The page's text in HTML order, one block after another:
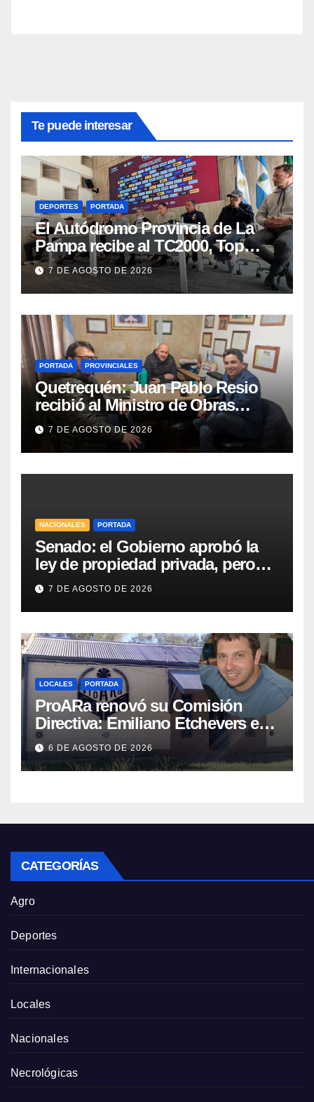
Te puede interesar
DEPORTES PORTADA
El Autódromo Provincia de La
Pampa recibe al TC2000, Top
Race y Fórmula Nacional este fin
de semana
7 DE AGOSTO DE 2026
PORTADA PROVINCIALES
Quetrequén: Juan Pablo Resio
recibió al Ministro de Obras
Públicas y al Presidente de
Vialidad para recorrer la ruta a
Villa Huidobro
7 DE AGOSTO DE 2026
NACIONALES PORTADA
Senado: el Gobierno aprobó la
ley de propiedad privada, pero
tuvo que quitar otro capítulo
7 DE AGOSTO DE 2026
LOCALES PORTADA
ProARa renovó su Comisión
Directiva: Emiliano Etchevers es
el nuevo Presidente de la entidad
6 DE AGOSTO DE 2026
CATEGORÍAS
Agro
Deportes
Internacionales
Locales
Nacionales
Necrológicas